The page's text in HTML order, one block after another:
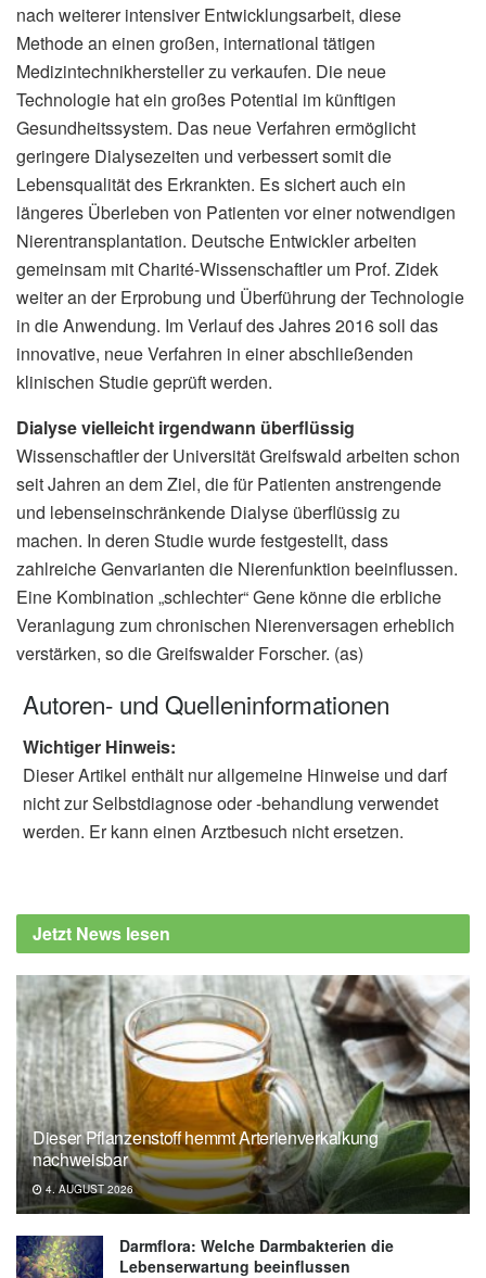
nach weiterer intensiver Entwicklungsarbeit, diese
Methode an einen großen, international tätigen
Medizintechnikhersteller zu verkaufen. Die neue
Technologie hat ein großes Potential im künftigen
Gesundheitssystem. Das neue Verfahren ermöglicht
geringere Dialysezeiten und verbessert somit die
Lebensqualität des Erkrankten. Es sichert auch ein
längeres Überleben von Patienten vor einer notwendigen
Nierentransplantation. Deutsche Entwickler arbeiten
gemeinsam mit Charité-Wissenschaftler um Prof. Zidek
weiter an der Erprobung und Überführung der Technologie
in die Anwendung. Im Verlauf des Jahres 2016 soll das
innovative, neue Verfahren in einer abschließenden
klinischen Studie geprüft werden.
Dialyse vielleicht irgendwann überflüssig
Wissenschaftler der Universität Greifswald arbeiten schon
seit Jahren an dem Ziel, die für Patienten anstrengende
und lebenseinschränkende Dialyse überflüssig zu
machen. In deren Studie wurde festgestellt, dass
zahlreiche Genvarianten die Nierenfunktion beeinflussen.
Eine Kombination „schlechter“ Gene könne die erbliche
Veranlagung zum chronischen Nierenversagen erheblich
verstärken, so die Greifswalder Forscher. (as)
Autoren- und Quelleninformationen
Wichtiger Hinweis:
Dieser Artikel enthält nur allgemeine Hinweise und darf
nicht zur Selbstdiagnose oder -behandlung verwendet
werden. Er kann einen Arztbesuch nicht ersetzen.
Jetzt News lesen
Dieser Pflanzenstoff hemmt Arterienverkalkung
nachweisbar
4. AUGUST 2026
Darmflora: Welche Darmbakterien die
Lebenserwartung beeinflussen